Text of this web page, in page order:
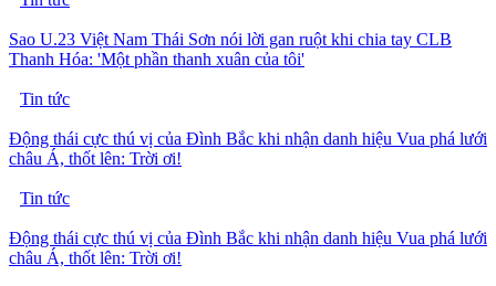
Sao U.23 Việt Nam Thái Sơn nói lời gan ruột khi chia tay CLB
Thanh Hóa: 'Một phần thanh xuân của tôi'
Tin tức
Động thái cực thú vị của Đình Bắc khi nhận danh hiệu Vua phá lưới
châu Á, thốt lên: Trời ơi!
Tin tức
Động thái cực thú vị của Đình Bắc khi nhận danh hiệu Vua phá lưới
châu Á, thốt lên: Trời ơi!